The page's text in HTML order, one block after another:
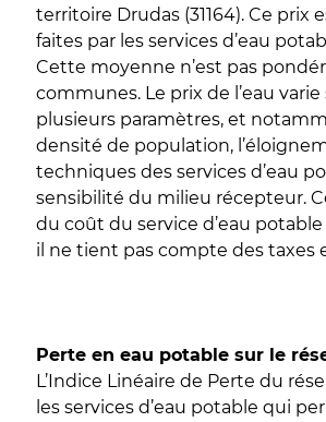
territoire Drudas (31164). Ce prix
faites par les services d’eau
Cette moyenne n’est pas
communes. Le prix de l’eau
plusieurs paramètres, et
densité de population,
techniques des services d’eau
sensibilité du milieu récepteur.
du coût du service d’eau
il ne tient pas compte des taxes
Perte en eau potable sur le
L’Indice Linéaire de Perte du
les services d’eau potable qui